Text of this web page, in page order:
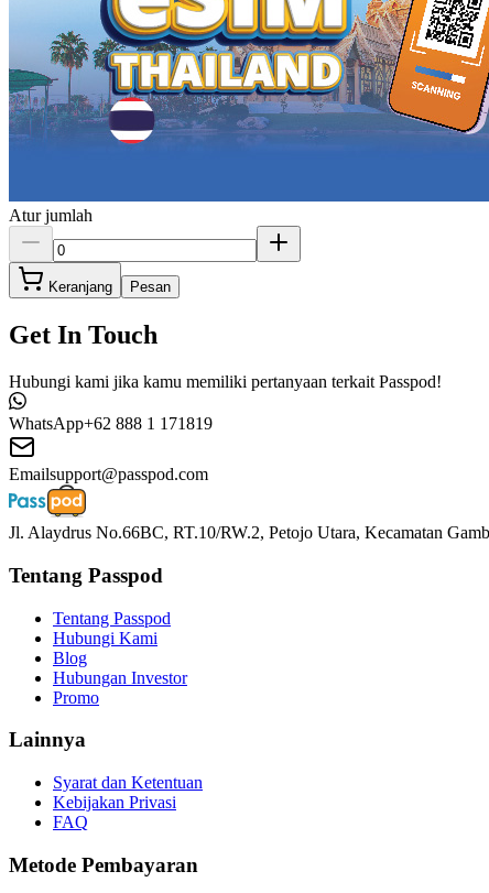
Atur jumlah
Keranjang Pesan
Get In Touch
Hubungi kami jika kamu memiliki pertanyaan terkait Passpod!
WhatsApp+62 888 1 171819
Emailsupport@passpod.com
Jl. Alaydrus No.66BC, RT.10/RW.2, Petojo Utara, Kecamatan
Tentang Passpod
Tentang Passpod
Hubungi Kami
Blog
Hubungan Investor
Promo
Lainnya
Syarat dan Ketentuan
Kebijakan Privasi
FAQ
Metode Pembayaran